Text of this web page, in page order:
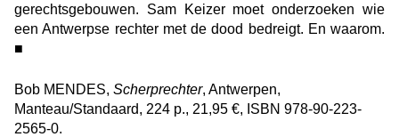
gerechtsgebouwen. Sam Keizer moet onderzoeken wie
een Antwerpse rechter met de dood bedreigt. En waarom.
■
Bob MENDES, Scherprechter, Antwerpen,
Manteau/Standaard, 224 p., 21,95 €, ISBN 978-90-223-
2565-0.